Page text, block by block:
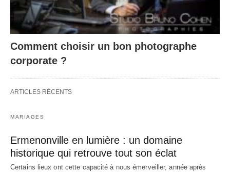
Comment choisir un bon photographe
corporate ?
ARTICLES RÉCENTS
MARIAGES
Ermenonville en lumière : un domaine
historique qui retrouve tout son éclat
Certains lieux ont cette capacité à nous émerveiller, année après